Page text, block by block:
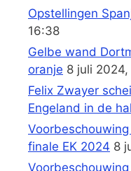
Opstellingen
16:38
Gelbe wand
oranje 8 juli 2024,
Felix Zwayer
Engeland in de
finale EK 2024 8